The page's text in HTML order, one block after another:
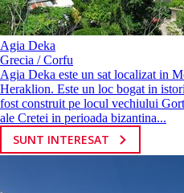
Agia Deka
Grecia / Corfu
Agia Deka este un sat localizat in
Heraklion. Este un loc bogat in
fost construit pe locul vechiului
ale Cretei in perioada bizantina...
SUNT INTERESAT